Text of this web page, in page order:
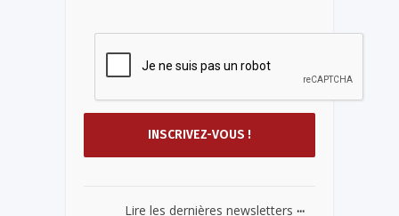
Lire les dernières newsletters ...